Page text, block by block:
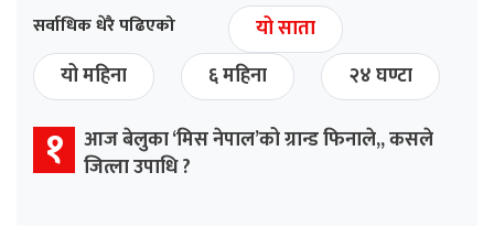
सर्वाधिक धेरै पढिएको
यो साता
यो महिना
६ महिना २४ घण्टा
१ आज बेलुका ‘मिस नेपाल’को ग्रान्ड फिनाले,, कसले
जित्ला उपाधि ?